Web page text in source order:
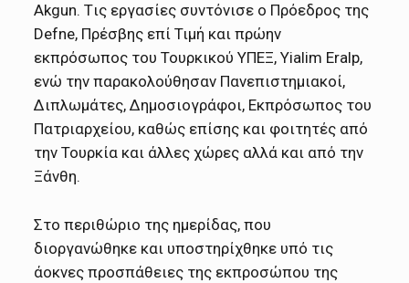
Akgun. Tις εργασίες συντόνισε ο Πρόεδρος της
Defne, Πρέσβης επί Τιμή και πρώην
εκπρόσωπος του Τουρκικού ΥΠΕΞ, Yialim Eralp,
ενώ την παρακολούθησαν Πανεπιστημιακοί,
Διπλωμάτες, Δημοσιογράφοι, Εκπρόσωπος του
Πατριαρχείου, καθώς επίσης και φοιτητές από
την Τουρκία και άλλες χώρες αλλά και από την
Ξάνθη.
Στο περιθώριο της ημερίδας, που
διοργανώθηκε και υποστηρίχθηκε υπό τις
άοκνες προσπάθειες της εκπροσώπου της